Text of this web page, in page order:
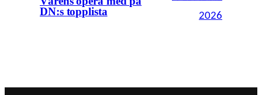
DN:s topplista
2026